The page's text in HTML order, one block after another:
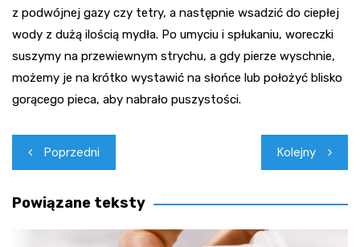
z podwójnej gazy czy tetry, a następnie wsadzić do ciepłej
wody z dużą ilością mydła. Po umyciu i spłukaniu, woreczki
suszymy na przewiewnym strychu, a gdy pierze wyschnie,
możemy je na krótko wystawić na słońce lub położyć blisko
gorącego pieca, aby nabrało puszystości.
Nawigacja
wpisu
Poprzedni Kolejny
Powiązane teksty